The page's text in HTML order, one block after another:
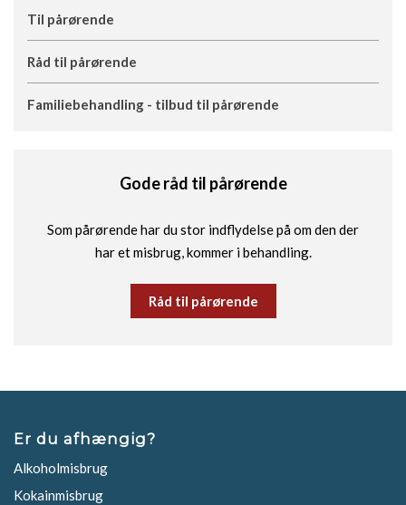
Til pårørende
Råd til pårørende
Familiebehandling - tilbud til pårørende
Gode råd til pårørende
Som pårørende har du stor indflydelse på om den der
har et misbrug, kommer i behandling.
Råd til pårørende
Er du afhængig?
Alkoholmisbrug
Kokainmisbrug